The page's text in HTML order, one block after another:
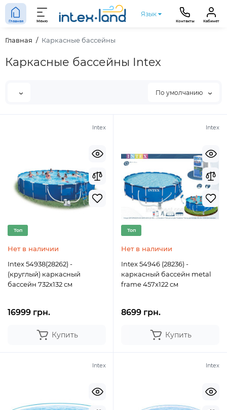
Главная Меню
Язык
Контакты Кабинет
Главная Каркасные бассейны
Каркасные бассейны Intex
По умолчанию
Intex
Топ
Нет в наличии
Intex 54938(28262) -
(круглый) каркасный
бассейн 732х132 см
16999 грн.
Купить
Intex
Топ
Нет в наличии
Intex 54946 (28236) -
каркасный бассейн metal
frame 457x122 см
8699 грн.
Купить
Intex Intex